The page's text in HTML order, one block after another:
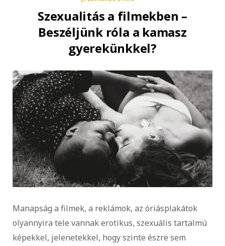
Szexualitás a filmekben –
Beszéljünk róla a kamasz
gyerekünkkel?
Manapság a filmek, a reklámok, az óriásplakátok
olyannyira tele vannak erotikus, szexuális tartalmú
képekkel, jelenetekkel, hogy szinte észre sem